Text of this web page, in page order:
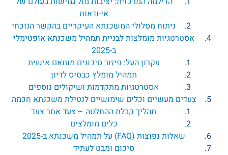
אי-ודאות
ניתוח מסלולי המשכנתא העיקריים בהקשר הנוכחי
אסטרטגיות מומלצות לבניית תמהיל משכנתא אופטימלי
ב-2025
עקרון העל: פיזור סיכונים מותאם אישית
תמהיל מומלץ כבסיס לדיון
אסטרטגיות מתקדמות ושיקולים נוספים
צעדים מעשיים וכלים שימושיים לנטילת משכנתא חכמה
תהליך קבלת ההחלטה – צעד אחר צעד
כלים מומלצים
שאלות נפוצות (FAQ) על תמהיל משכנתא ב-2025
סיכום ומבט לעתיד